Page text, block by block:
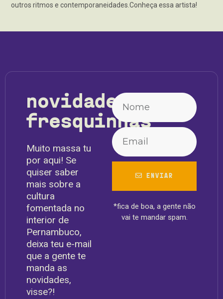
outros ritmos e contemporaneidades.Conheça essa artista!
novidades
fresquinhas
Muito massa tu
por aqui! Se
quiser saber
mais sobre a
cultura
fomentada no
interior de
Pernambuco,
deixa teu e-mail
que a gente te
manda as
novidades,
visse?!
ENVIAR
*fica de boa, a gente não
vai te mandar spam.